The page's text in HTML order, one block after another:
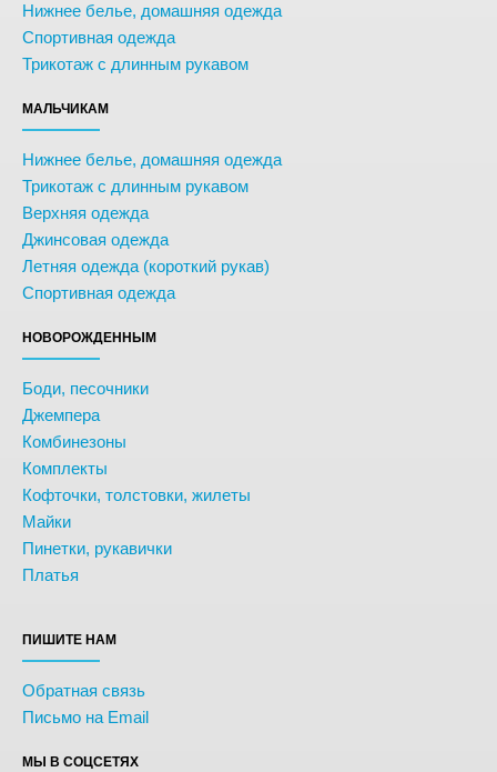
Нижнее белье, домашняя одежда
Спортивная одежда
Трикотаж с длинным рукавом
МАЛЬЧИКАМ
Нижнее белье, домашняя одежда
Трикотаж с длинным рукавом
Верхняя одежда
Джинсовая одежда
Летняя одежда (короткий рукав)
Спортивная одежда
НОВОРОЖДЕННЫМ
Боди, песочники
Джемпера
Комбинезоны
Комплекты
Кофточки, толстовки, жилеты
Майки
Пинетки, рукавички
Платья
ПИШИТЕ НАМ
Обратная связь
Письмо на Email
МЫ В СОЦСЕТЯХ